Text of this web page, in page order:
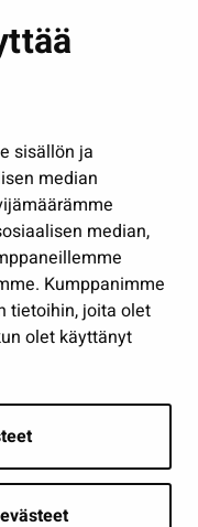
sisällön ja
median
median,
Kumppanimme
tietoihin, joita olet
olet käyttänyt